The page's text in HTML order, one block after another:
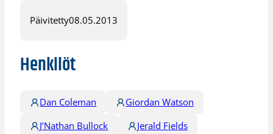
Päivitetty08.05.2013
Henkilöt
Dan Coleman
Giordan Watson
J’Nathan Bullock
Jerald Fields